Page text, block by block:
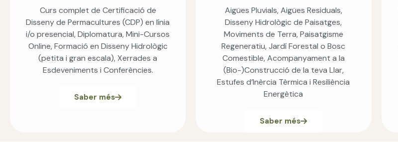
Curs complet de Certificació de
Disseny de Permacultures (CDP) en línia
i/o presencial, Diplomatura, Mini-Cursos
Online, Formació en Disseny Hidrològic
(petita i gran escala), Xerrades a
Esdeveniments i Conferències.
Saber més
Aigües Pluvials, Aigües Residuals,
Disseny Hidrològic de Paisatges,
Moviments de Terra, Paisatgisme
Regeneratiu, Jardí Forestal o Bosc
Comestible, Acompanyament a la
(Bio-)Construcció de la teva Llar,
Estufes d’Inèrcia Tèrmica i Resiliència
Energètica
Saber més